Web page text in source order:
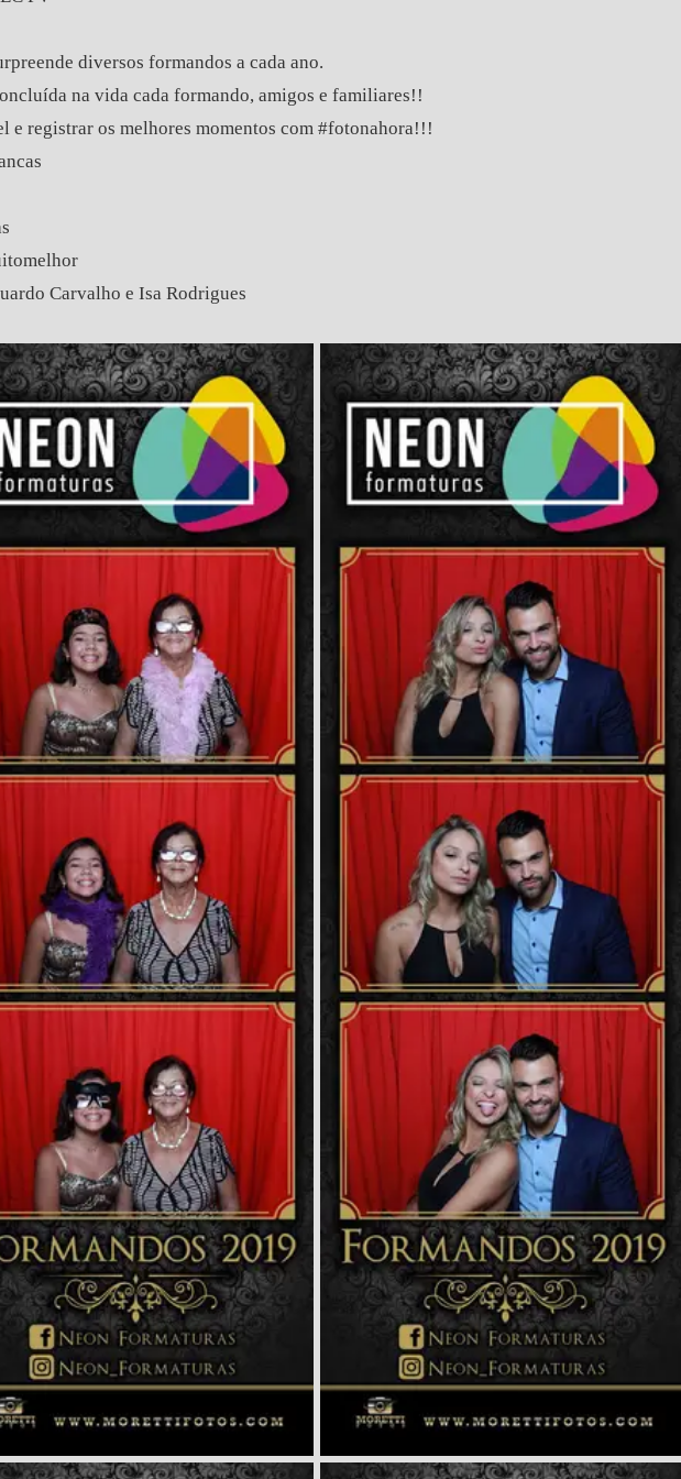
diversos formandos a cada ano.
na vida cada formando, amigos e familiares!!
registrar os melhores momentos com #fotonahora!!!
Carvalho e Isa Rodrigues